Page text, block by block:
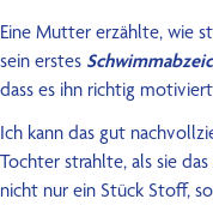
Blog
FAQ
Über uns
Kontakt
Eine Mutter erzählte, wie
sein erstes
dass es ihn richtig
Ich kann das gut
Tochter strahlte, als sie
nicht nur ein Stück Stoff,